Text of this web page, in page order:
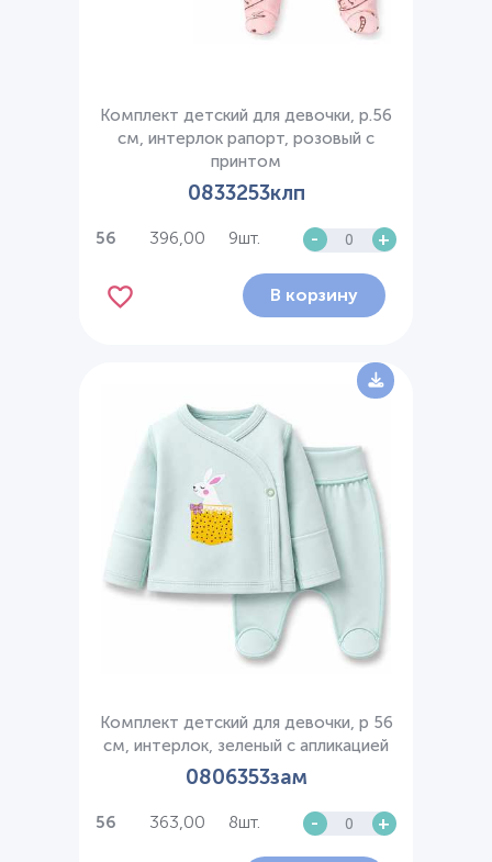
Комплект детский для девочки, р.56
см, интерлок рапорт, розовый с
принтом
0833253клп
56 396,00 9шт. - +
В корзину
Комплект детский для девочки, р 56
см, интерлок, зеленый с апликацией
0806353зам
56 363,00 8шт. - +